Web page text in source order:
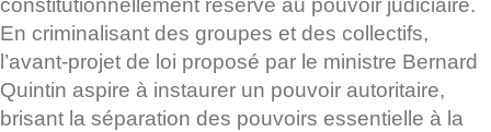
constitutionnellement réservé au pouvoir judiciaire.
En criminalisant des groupes et des collectifs,
l’avant-projet de loi proposé par le ministre Bernard
Quintin aspire à instaurer un pouvoir autoritaire,
brisant la séparation des pouvoirs essentielle à la